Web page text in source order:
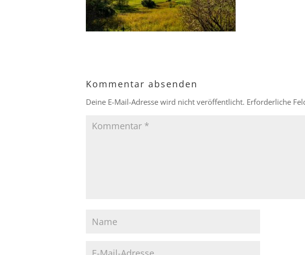
Kommentar absenden
Deine E-Mail-Adresse wird nicht veröffentlicht. Erforderliche